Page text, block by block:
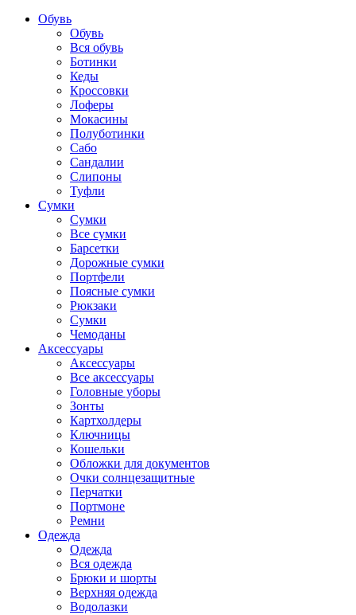
Обувь
Обувь
Вся обувь
Ботинки
Кеды
Кроссовки
Лоферы
Мокасины
Полуботинки
Сабо
Сандалии
Слипоны
Туфли
Сумки
Сумки
Все сумки
Барсетки
Дорожные сумки
Портфели
Поясные сумки
Рюкзаки
Сумки
Чемоданы
Аксессуары
Аксессуары
Все аксессуары
Головные уборы
Зонты
Картхолдеры
Ключницы
Кошельки
Обложки для документов
Очки солнцезащитные
Перчатки
Портмоне
Ремни
Одежда
Одежда
Вся одежда
Брюки и шорты
Верхняя одежда
Водолазки